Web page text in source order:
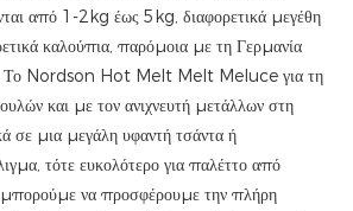
από 1-2kg έως 5kg, διαφορετικά μεγέθη
καλούπια, παρόμοια με τη Γερμανία
Nordson Hot Melt Melt Meluce για τη
και με τον ανιχνευτή μετάλλων στη
σε μια μεγάλη υφαντή τσάντα ή
τότε ευκολότερο για παλέττο από
μπορούμε να προσφέρουμε την πλήρη